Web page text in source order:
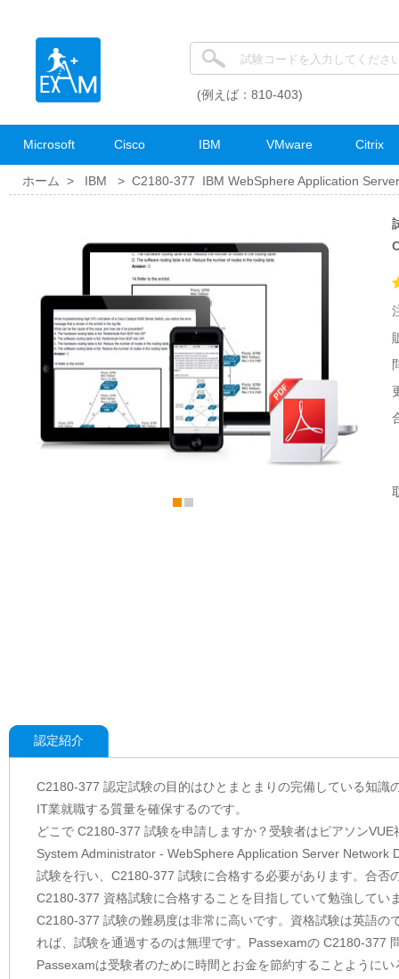
(例えば：810-403)
Microsoft Cisco IBM VMware Citrix
ホーム > IBM > C2180-377 IBM WebSphere Application
認定紹介
C2180-377 認定試験の目的はひとまとまりの完備している知
IT業就職する質量を確保するのです。
どこで C2180-377 試験を申請しますか？受験者はピアソン
System Administrator - WebSphere Application Server
試験を行い、C2180-377 試験に合格する必要があります。合否
C2180-377 資格試験に合格することを目指していて勉強してい
C2180-377 試験の難易度は非常に高いです。資格試験は英語
れば、試験を通過するのは無理です。Passexamの C2180-377
Passexamは受験者のために時間とお金を節約することように